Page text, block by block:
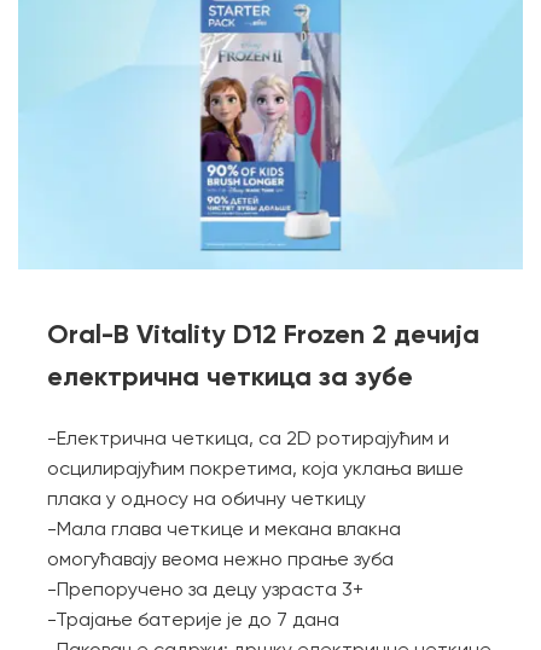
Oral-B Vitality D12 Frozen 2 дечија
електрична четкица за зубе
-Електрична четкица, са 2D ротирајућим и
осцилирајућим покретима, која уклања више
плака у односу на обичну четкицу
-Мала глава четкице и мекана влакна
омогућавају веома нежно прање зуба
-Препоручено за децу узраста 3+
-Трајање батерије је до 7 дана